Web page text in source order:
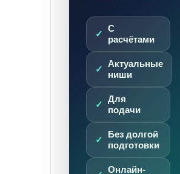
С
расчётами
Актуальные
ниши
Для
подачи
Без долгой
подготовки
Онлайн-